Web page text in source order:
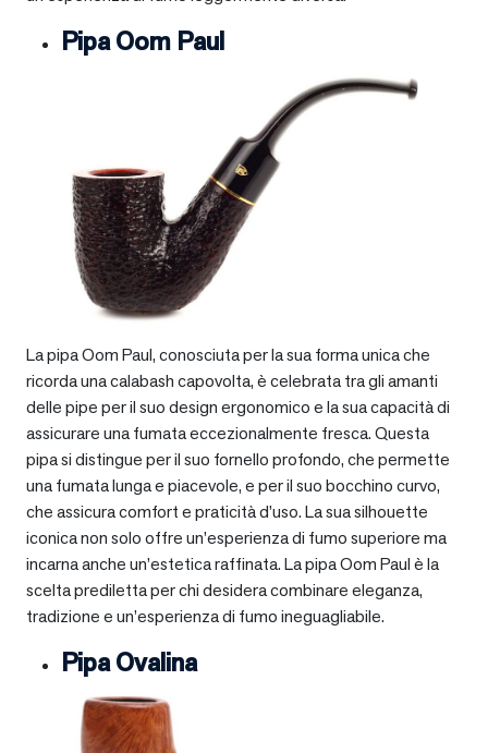
Pipa Oom Paul
La pipa Oom Paul, conosciuta per la sua forma unica che
ricorda una calabash capovolta, è celebrata tra gli amanti
delle pipe per il suo design ergonomico e la sua capacità di
assicurare una fumata eccezionalmente fresca. Questa
pipa si distingue per il suo fornello profondo, che permette
una fumata lunga e piacevole, e per il suo bocchino curvo,
che assicura comfort e praticità d’uso. La sua silhouette
iconica non solo offre un’esperienza di fumo superiore ma
incarna anche un’estetica raffinata. La pipa Oom Paul è la
scelta prediletta per chi desidera combinare eleganza,
tradizione e un’esperienza di fumo ineguagliabile.
Pipa Ovalina